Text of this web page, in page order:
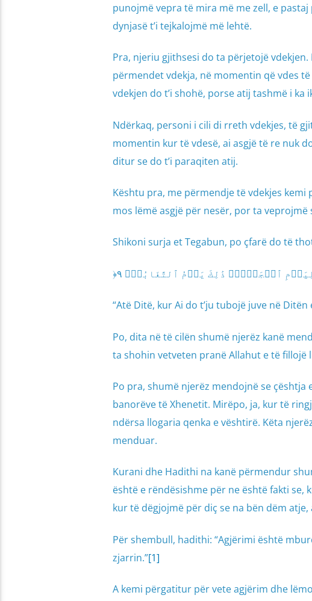
punojmë vepra të mira më me zell, e
dynjasë t’i tejkalojmë më lehtë.
Pra, njeriu gjithsesi do ta përjetojë
përmendet vdekja, në momentin që vdes
vdekjen do t’i shohë, porse atij tashmë i ka
Ndërkaq, personi i cili di rreth vdekjes, të
momentin kur të vdesë, ai asgjë të re nuk
ditur se do t’i paraqiten atij.
Kështu pra, me përmendje të vdekjes
mos lëmë asgjë për nesër, por ta veprojmë
Shikoni surja et Tegabun, po çfarë do të
“Atë Ditë, kur Ai do t’ju tubojë juve në
Po, dita në të cilën shumë njerëz kanë
ta shohin vetveten pranë Allahut e të fillojë
Po pra, shumë njerëz mendojnë se
banorëve të Xhenetit. Mirëpo, ja, kur të
ndërsa llogaria qenka e vështirë. Këta
menduar.
Kurani dhe Hadithi na kanë përmendur
është e rëndësishme për ne është fakti se,
kur të dëgjojmë për diç se na bën dëm atje,
Për shembull, hadithi: “Agjërimi është
zjarrin.”[1]
A kemi përgatitur për vete agjërim dhe